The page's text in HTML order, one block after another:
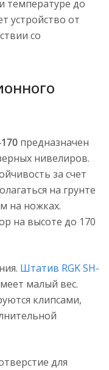
температуре до
устройство от
со
предназначен
нивелиров.
за счет
на грунте
на ножках.
на высоте до 170
Штатив RGK SH-
малый вес.
клипсами,
для